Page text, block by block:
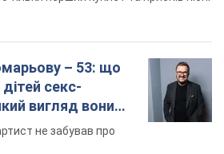
– 53: що
секс-
вигляд вони
не забував про